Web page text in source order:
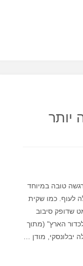
יותר
טובה במיוחד
לעוף. כמו שקית
שדופק סיבוב
הארץ" (מתוך